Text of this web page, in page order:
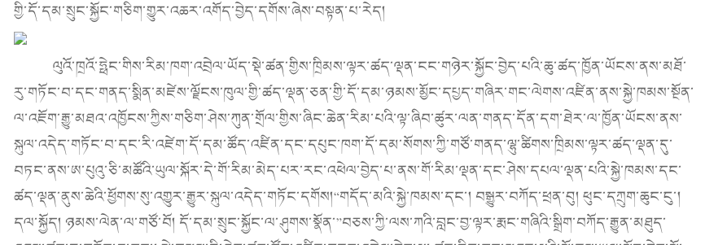
གྱི་དོ་དམ་སྲུང་སྐྱོང་གཅིག་གྱུར་འཆར་འགོད་བྱེད་དགོས་ཞེས་བསྟན་པ་རེད།
ལུའོ་ཁྲའོ་ཧྥེང་གིས་རིམ་ཁག་འབྲེལ་ཡོད་སྡེ་ཚན་གྱིས་ཁྲིམས་ལྟར་ཚད་ལྡན་ངང་གཉེར་སྐྱོང་བྱེད་པའི་ཆུ་ཚད་ཁྱོན་ཡོངས་ནས་མཐོ་
རུ་གཏོང་བ་དང་གནད་སྨིན་མཛེས་ལྗོངས་ཁུལ་གྱི་ཚད་ལྡན་ཅན་གྱི་དོ་དམ་ཉམས་མྱོང་དཔྱད་གཞིར་གང་ལེགས་འཛིན་ནས་སྐྱེ་ཁམས་སྔོན་
ལ་འཇོག་རྒྱུ་མཐའ་འཁྱོངས་ཀྱིས་གཅིག་ཤེས་ཀུན་གྲོལ་གྱིས་ཞིང་ཆེན་རིམ་པའི་ལྟ་ཞིབ་ཚུར་ལན་གནད་དོན་དག་ཐེར་ལ་ཁྱོན་ཡོངས་ནས་
སྐུལ་འདེད་གཏོང་བ་དང་རི་འཛེག་དོ་དམ་ཚོད་འཛིན་དང་དཔུང་ཁག་དོ་དམ་སོགས་ཀྱི་གཙོ་གནད་ལྷུ་ཚིགས་ཁྲིམས་ལྟར་ཚད་ལྡན་དུ་
བཏང་ནས་ཨ་པུའུ་ཅི་མཚོའི་ཡུལ་སྐོར་དེ་གོ་རིམ་མེད་པར་རང་འཕེལ་བྱེད་པ་ནས་གོ་རིམ་ལྡན་དང་ཤེས་དཔལ་ལྡན་པའི་སྐྱེ་ཁམས་དང་
ཚད་ལྡན་ནུས་ཆེའི་ཕྱོགས་སུ་འགྱུར་རྒྱུར་སྐུལ་འདེད་གཏོང་དགོས།“གདོད་མའི་སྐྱེ་ཁམས་དང་། བསྒྱུར་བཀོད་ཕྲན་བུ། ཕུང་དཀྲུག་ཆུང་ངུ་།
དལ་སྐྱོད། ཉམས་ལེན་ལ་གཙོ་བོ། དོ་དམ་སྲུང་སྐྱོང་ལ་ཤུགས་སྣོན་”བཅས་ཀྱི་ལས་ཀའི་བླང་བྱ་ལྟར་རྨང་གཞིའི་སྒྲིག་བཀོད་རྒྱུན་མཐུད་